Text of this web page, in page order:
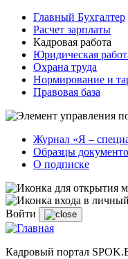
Главный Бухгалтер
Расчет зарплаты
Кадровая работа
Юридическая
Охрана труда
Нормирование и
Правовая база
Журнал «Я –
Образцы
О подписке
Войти
Кадровый портал